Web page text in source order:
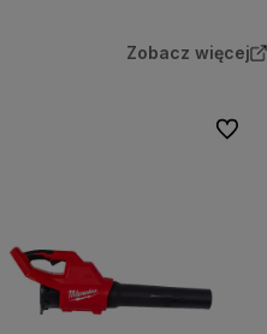
Zobacz więcej
Do